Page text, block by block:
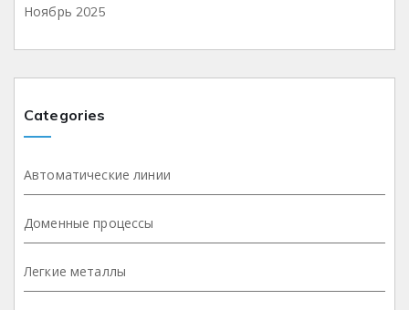
Ноябрь 2025
Categories
Автоматические линии
Доменные процессы
Легкие металлы